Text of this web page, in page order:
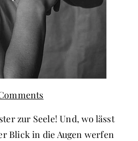
zur Seele! Und, wo lässt
Blick in die Augen werfen